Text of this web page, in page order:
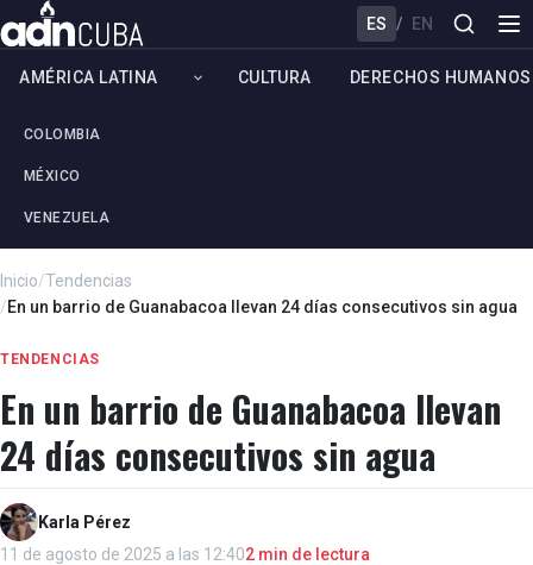
ES / EN
AMÉRICA LATINA
COLOMBIA
MÉXICO
VENEZUELA
CULTURA DERECHOS HUMANOS
Inicio/Tendencias
/En un barrio de Guanabacoa llevan 24 días consecutivos sin agua
TENDENCIAS
En un barrio de Guanabacoa llevan
24 días consecutivos sin agua
Karla Pérez
11 de agosto de 2025 a las 12:402 min de lectura